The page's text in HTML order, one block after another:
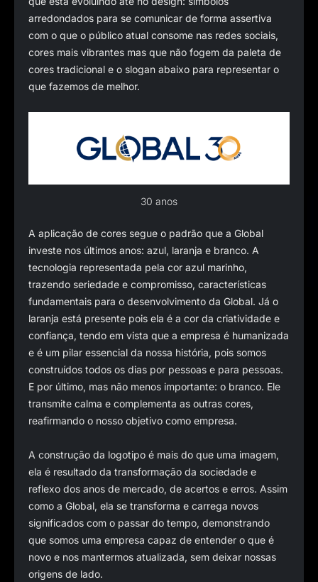
arredondados para se comunicar de forma assertiva
com o que o público atual consome nas redes sociais,
cores mais vibrantes mas que não fogem da paleta de
cores tradicional e o slogan abaixo para representar o
que fazemos de melhor.
30 anos
A aplicação de cores segue o padrão que a Global
investe nos últimos anos: azul, laranja e branco. A
tecnologia representada pela cor azul marinho,
trazendo seriedade e compromisso, características
fundamentais para o desenvolvimento da Global. Já o
laranja está presente pois ela é a cor da criatividade e
confiança, tendo em vista que a empresa é humanizada
e é um pilar essencial da nossa história, pois somos
construídos todos os dias por pessoas e para pessoas.
E por último, mas não menos importante: o branco. Ele
transmite calma e complementa as outras cores,
reafirmando o nosso objetivo como empresa.
A construção da logotipo é mais do que uma imagem,
ela é resultado da transformação da sociedade e
reflexo dos anos de mercado, de acertos e erros. Assim
como a Global, ela se transforma e carrega novos
significados com o passar do tempo, demonstrando
que somos uma empresa capaz de entender o que é
novo e nos mantermos atualizada, sem deixar nossas
origens de lado.